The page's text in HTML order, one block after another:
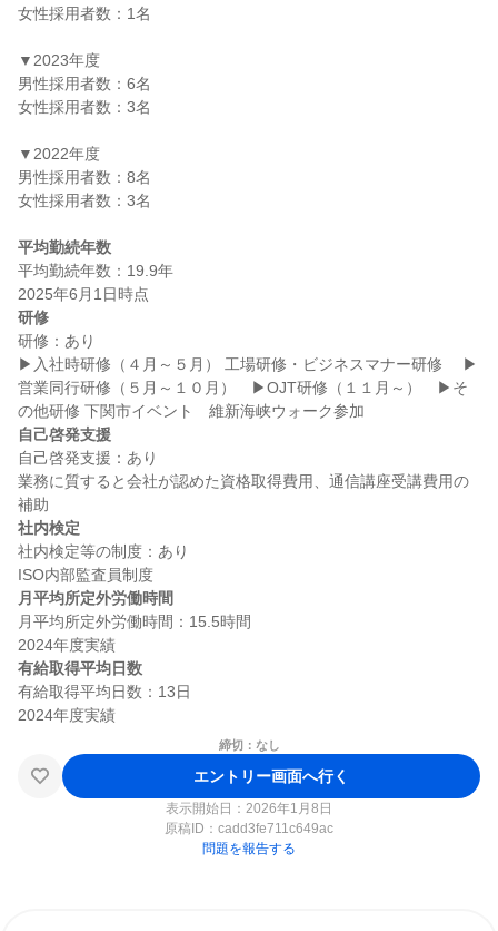
女性採用者数：1名
▼2023年度
男性採用者数：6名
女性採用者数：3名
▼2022年度
男性採用者数：8名
女性採用者数：3名
平均勤続年数
平均勤続年数：19.9年
研修
研修：あり
▶入社時研修（４月～５月） 工場研修・ビジネスマナー研修 　▶
営業同行研修（５月～１０月）　▶OJT研修（１１月～）　▶そ
自己啓発支援
自己啓発支援：あり
業務に質すると会社が認めた資格取得費用、通信講座受講費用の
社内検定
社内検定等の制度：あり
月平均所定外労働時間
月平均所定外労働時間：15.5時間
有給取得平均日数
有給取得平均日数：13日
締切：なし
エントリー画面へ行く
表示開始日：2026年1月8日
原稿ID： cadd3fe711c649ac
問題を報告する